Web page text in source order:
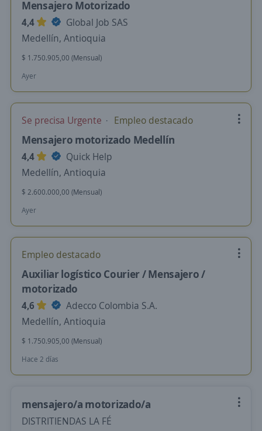
Mensajero Motorizado
4,4
Global Job SAS
Medellín, Antioquia
$ 1.750.905,00 (Mensual)
Ayer
Se precisa Urgente Empleo destacado
Mensajero motorizado Medellín
4,4
Quick Help
Medellín, Antioquia
$ 2.600.000,00 (Mensual)
Ayer
Empleo destacado
Auxiliar logístico Courier / Mensajero /
motorizado
4,6
Adecco Colombia S.A.
Medellín, Antioquia
$ 1.750.905,00 (Mensual)
Hace 2 días
mensajero/a motorizado/a
DISTRITIENDAS LA FÉ